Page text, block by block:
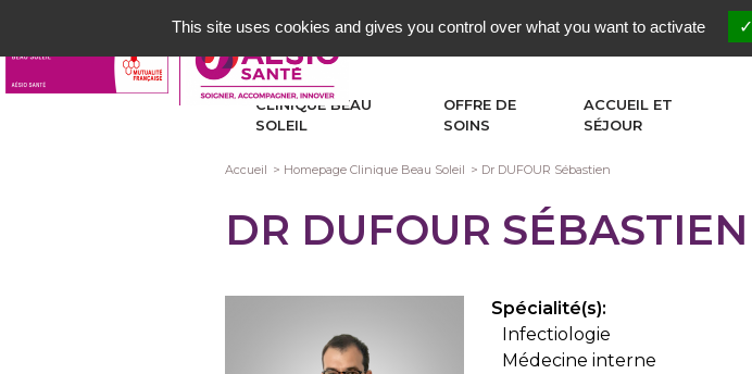
contenu
principal
CLINIQUE BEAU
SOLEIL
OFFRE DE
SOINS
ACCUEIL ET
SÉJOUR
Fil
d'Ariane
Accueil Homepage Clinique Beau Soleil Dr DUFOUR Sébastien
DR DUFOUR SÉBASTIEN
Spécialité(s):
Infectiologie
Médecine interne
This site uses cookies and gives you control over what you want to activate